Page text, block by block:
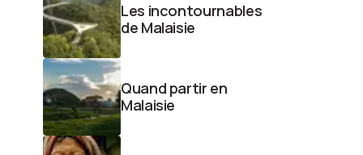
Les incontournables
de Malaisie
Quand partir en
Malaisie